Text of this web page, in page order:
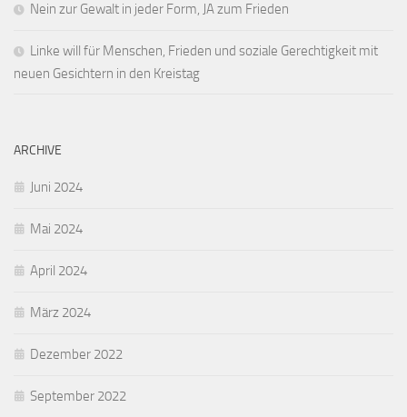
Nein zur Gewalt in jeder Form, JA zum Frieden
Linke will für Menschen, Frieden und soziale Gerechtigkeit mit
neuen Gesichtern in den Kreistag
ARCHIVE
Juni 2024
Mai 2024
April 2024
März 2024
Dezember 2022
September 2022